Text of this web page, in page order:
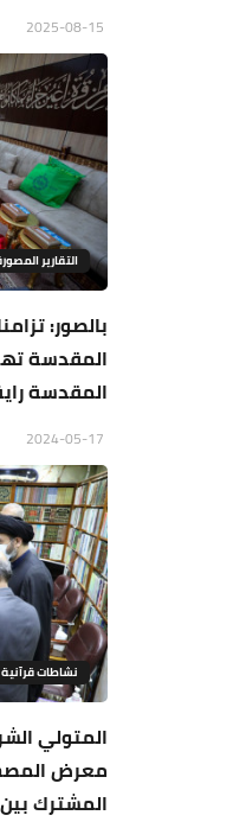
التقارير
بالصور:
المقدسة
المقدسة
نشاطات قرآنية
المتولي
معرض
المشترك